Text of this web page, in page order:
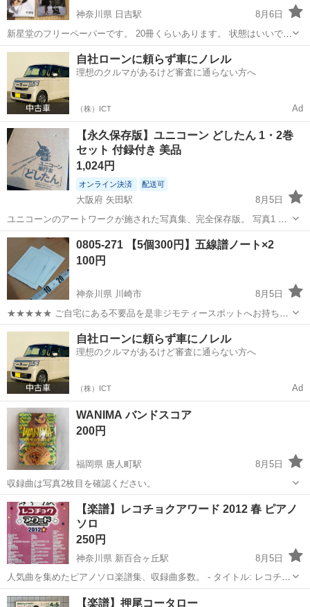
神奈川県 日吉駅
8月6日
新星堂のフリーペーパーです。 20冊くらいあります。 状態はいいで
す。
神奈川 横浜市 日吉駅 楽譜、音楽書
自社ローンに頼らず車にノレル
理想のクルマがあるけど審査に通らない方へ
（株）ICT Ad
【永久保存版】ユニコーン どしたん 1・2巻
セット 付録付き 美品
1,024円
オンライン決済 配送可
大阪府 矢田駅
8月5日
ユニコーンのアートワークが施された写真集、完全保存版。 写真1 梱
包箱に引越しによる擦り傷はありますが 大事に保管してましたので、
新品未使用です。 オマケ付き 伝説のオマケ冊子の パチパチが付きま
す - タイトル: ユニ...
大阪 大阪市 楽譜、音楽書
0805-271 【5個300円】五線譜ノート×2
100円
神奈川県 川崎市
8月5日
★★★★★ ご自宅にある不要品を是非ジモティースポットへお持ち込
みしませんか？ 家電、趣味・スポーツ・レジャー用品、こども用品、
衣料服飾品、生活雑貨、家具、本、CD・DVDなどが無料でまとめて持
ち込めます！ ※詳細はこ...
神奈川 川崎市 楽譜、音楽書 五線譜
自社ローンに頼らず車にノレル
理想のクルマがあるけど審査に通らない方へ
（株）ICT Ad
WANIMA バンドスコア
200円
福岡県 唐人町駅
8月5日
収録曲は写真2枚目を確認ください。
福岡 福岡市 唐人町駅 楽譜、音楽書
【楽譜】レコチョクアワード 2012 春 ピアノ
ソロ
250円
神奈川県 新百合ヶ丘駅
8月5日
人気曲を集めたピアノソロ楽譜集、収録曲多数。 - タイトル: レコチョ
クアワード 2012 春 ピアノソロ - 収録曲: Love Story, Sit! Stay! Wait!
Down!, CRAZY FOR Y...
神奈川 川崎市 新百合ヶ丘駅 楽譜、音楽書
【楽譜】押尾コータロー